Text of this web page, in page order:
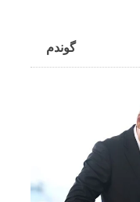
گوندم